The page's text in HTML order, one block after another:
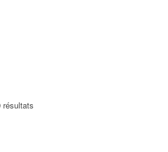
22
VILLEPINTE
résultats